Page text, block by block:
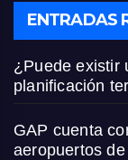
ENTRADAS
¿Puede existir
planificación
GAP cuenta
aeropuertos